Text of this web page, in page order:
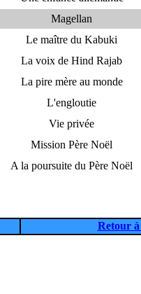
Magellan
Le maître du Kabuki
La voix de Hind Rajab
La pire mère au monde
L'engloutie
Vie privée
Mission Père Noël
A la poursuite du Père Noël
Retour